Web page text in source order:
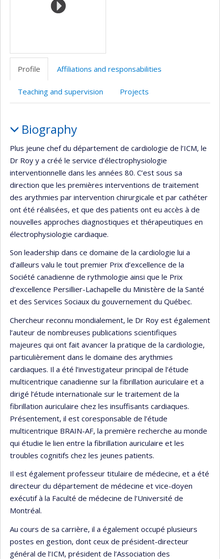
Profile Affiliations and responsabilities
Teaching and supervision Projects
Biography
Plus jeune chef du département de cardiologie de l’ICM, le
Dr Roy y a créé le service d’électrophysiologie
interventionnelle dans les années 80. C’est sous sa
direction que les premières interventions de traitement
des arythmies par intervention chirurgicale et par cathéter
ont été réalisées, et que des patients ont eu accès à de
nouvelles approches diagnostiques et thérapeutiques en
électrophysiologie cardiaque.
Son leadership dans ce domaine de la cardiologie lui a
d’ailleurs valu le tout premier Prix d’excellence de la
Société canadienne de rythmologie ainsi que le Prix
d’excellence Persillier-Lachapelle du Ministère de la Santé
et des Services Sociaux du gouvernement du Québec.
Chercheur reconnu mondialement, le Dr Roy est également
l’auteur de nombreuses publications scientifiques
majeures qui ont fait avancer la pratique de la cardiologie,
particulièrement dans le domaine des arythmies
cardiaques. Il a été l’investigateur principal de l’étude
multicentrique canadienne sur la fibrillation auriculaire et a
dirigé l’étude internationale sur le traitement de la
fibrillation auriculaire chez les insuffisants cardiaques.
Présentement, il est coresponsable de l’étude
multicentrique BRAIN-AF, la première recherche au monde
qui étudie le lien entre la fibrillation auriculaire et les
troubles cognitifs chez les jeunes patients.
Il est également professeur titulaire de médecine, et a été
directeur du département de médecine et vice-doyen
exécutif à la Faculté de médecine de l’Université de
Montréal.
Au cours de sa carrière, il a également occupé plusieurs
postes en gestion, dont ceux de président-directeur
général de l’ICM, président de l’Association des